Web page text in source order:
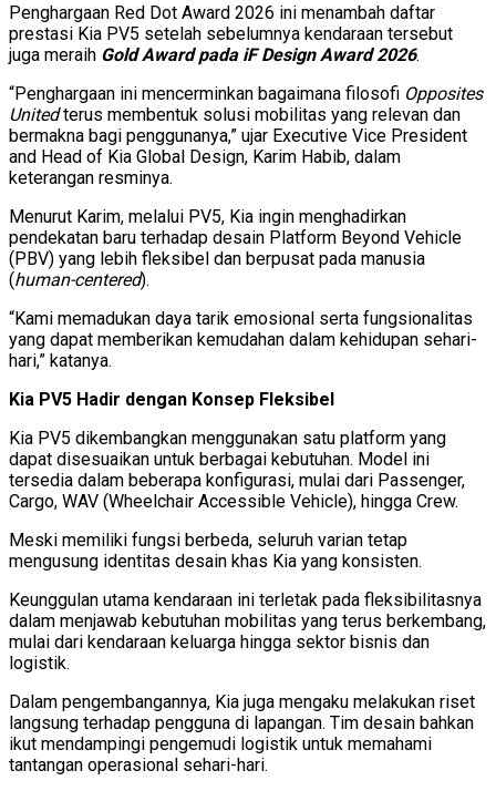
Penghargaan Red Dot Award 2026 ini menambah daftar
prestasi Kia PV5 setelah sebelumnya kendaraan tersebut
juga meraih Gold Award pada iF Design Award 2026.
“Penghargaan ini mencerminkan bagaimana filosofi Opposites
Unitedterus membentuk solusi mobilitas yang relevan dan
bermakna bagi penggunanya,” ujar Executive Vice President
and Head of Kia Global Design, Karim Habib, dalam
keterangan resminya.
Menurut Karim, melalui PV5, Kia ingin menghadirkan
pendekatan baru terhadap desain Platform Beyond Vehicle
(PBV) yang lebih fleksibel dan berpusat pada manusia
(human-centered).
“Kami memadukan daya tarik emosional serta fungsionalitas
yang dapat memberikan kemudahan dalam kehidupan sehari-
hari,” katanya.
Kia PV5 Hadir dengan Konsep Fleksibel
Kia PV5 dikembangkan menggunakan satu platform yang
dapat disesuaikan untuk berbagai kebutuhan. Model ini
tersedia dalam beberapa konfigurasi, mulai dari Passenger,
Cargo, WAV (Wheelchair Accessible Vehicle), hingga Crew.
Meski memiliki fungsi berbeda, seluruh varian tetap
mengusung identitas desain khas Kia yang konsisten.
Keunggulan utama kendaraan ini terletak pada fleksibilitasnya
dalam menjawab kebutuhan mobilitas yang terus berkembang,
mulai dari kendaraan keluarga hingga sektor bisnis dan
logistik.
Dalam pengembangannya, Kia juga mengaku melakukan riset
langsung terhadap pengguna di lapangan. Tim desain bahkan
ikut mendampingi pengemudi logistik untuk memahami
tantangan operasional sehari-hari.